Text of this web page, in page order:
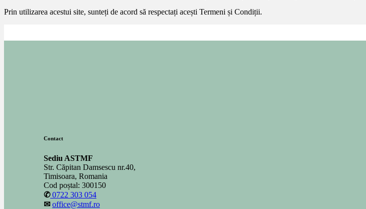
Prin utilizarea acestui site, sunteți de acord să respectați acești Termeni și Condiții.
Contact
Sediu ASTMF
Str. Căpitan Damsescu nr.40,
Timisoara, Romania
Cod poștal: 300150
✆0722 303 054
✉ office@stmf.ro